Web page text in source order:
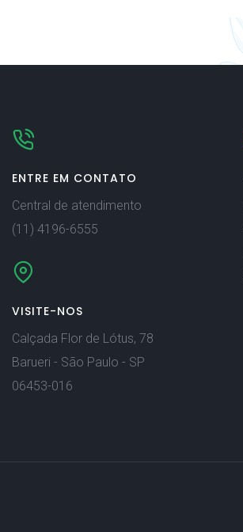
ENTRE EM CONTATO
Central de atendimento
(11) 4196-6555
VISITE-NOS
Calçada Flor de Lótus, 78
Barueri - São Paulo - SP
06453-016